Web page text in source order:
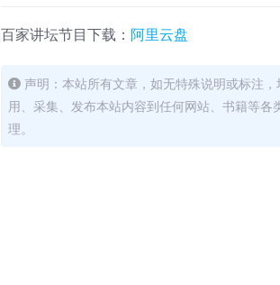
百家讲坛节目下载： 阿里云盘
声明：本站所有文章，如无特殊说明或标注
用、采集、发布本站内容到任何网站、书籍等
理。